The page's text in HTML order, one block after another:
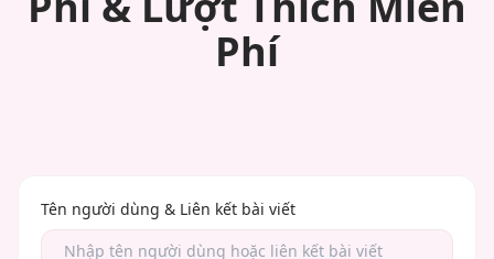
Phí
Tên người dùng & Liên kết bài viết